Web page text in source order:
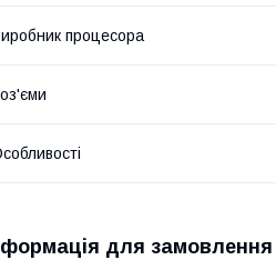
процесора
для замовлення